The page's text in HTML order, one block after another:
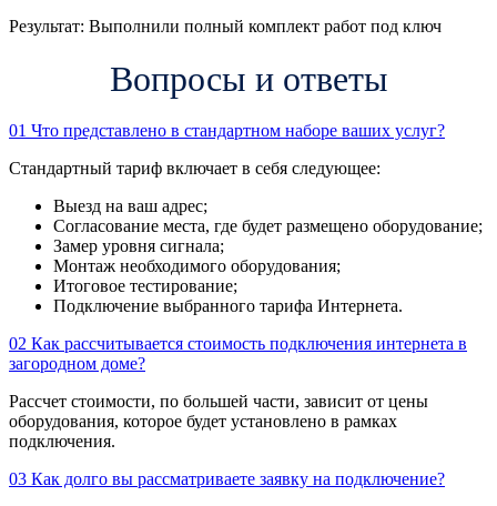
Результат: Выполнили полный комплект работ под ключ
Вопросы и ответы
01 Что представлено в стандартном наборе ваших услуг?
Стандартный тариф включает в себя следующее:
Выезд на ваш адрес;
Согласование места, где будет размещено оборудование;
Замер уровня сигнала;
Монтаж необходимого оборудования;
Итоговое тестирование;
Подключение выбранного тарифа Интернета.
02 Как рассчитывается стоимость подключения интернета в
загородном доме?
Рассчет стоимости, по большей части, зависит от цены
оборудования, которое будет установлено в рамках
подключения.
03 Как долго вы рассматриваете заявку на подключение?